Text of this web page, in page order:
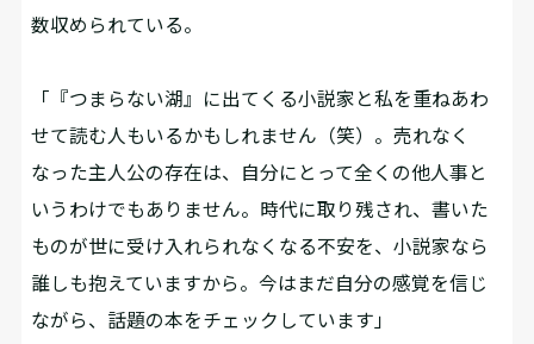
数収められている。
「『つまらない湖』に出てくる小説家と私を重ねあわ
せて読む人もいるかもしれません（笑）。売れなく
なった主人公の存在は、自分にとって全くの他人事と
いうわけでもありません。時代に取り残され、書いた
ものが世に受け入れられなくなる不安を、小説家なら
誰しも抱えていますから。今はまだ自分の感覚を信じ
ながら、話題の本をチェックしています」